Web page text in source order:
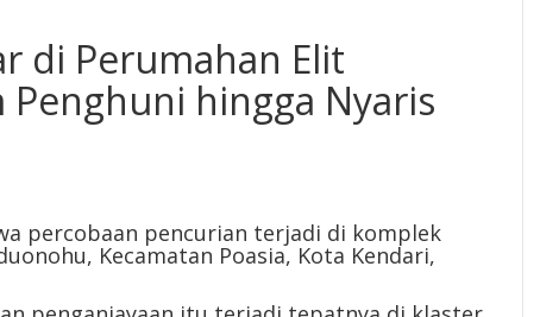
di Perumahan Elit
hingga Nyaris
percobaan pencurian terjadi di komplek
Kecamatan Poasia, Kota Kendari,